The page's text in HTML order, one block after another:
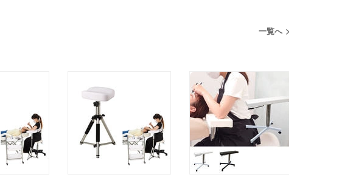
一覧へ